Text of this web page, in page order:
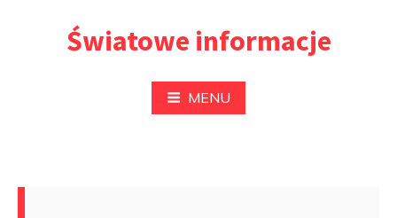
Światowe informacje
MENU